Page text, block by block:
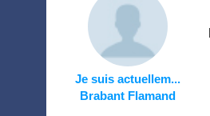
Je suis actuellem...
Brabant Flamand